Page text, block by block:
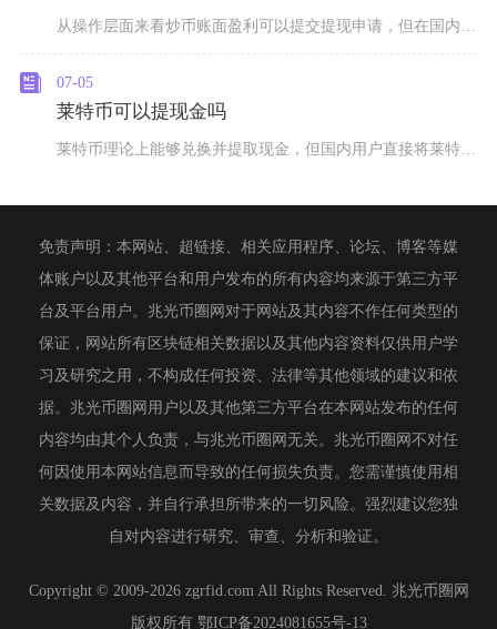
07-05
莱特币可以提现金吗
莱特币理论上能够兑换并提取现金，但国内用户直接将莱特币变现人民币存在明确政策限制，仅境外合
免责声明：本网站、超链接、相关应用程序、论坛、博客等媒
体账户以及其他平台和用户发布的所有内容均来源于第三方平
台及平台用户。兆光币圈网对于网站及其内容不作任何类型的
保证，网站所有区块链相关数据以及其他内容资料仅供用户学
习及研究之用，不构成任何投资、法律等其他领域的建议和依
据。兆光币圈网用户以及其他第三方平台在本网站发布的任何
内容均由其个人负责，与兆光币圈网无关。兆光币圈网不对任
何因使用本网站信息而导致的任何损失负责。您需谨慎使用相
关数据及内容，并自行承担所带来的一切风险。强烈建议您独
自对内容进行研究、审查、分析和验证。
Copyright © 2009-2026 zgrfid.com All Rights Reserved. 兆光币圈网
版权所有 鄂ICP备2024081655号-13